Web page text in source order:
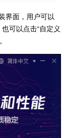
界面，用户可以
可以点击“自定义